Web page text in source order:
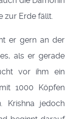
zur Erde fällt.
er gern an der
als er gerade
vor ihm ein
1000 Köpfen
Krishna jedoch